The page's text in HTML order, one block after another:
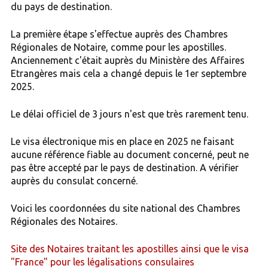
du pays de destination.
La première étape s'effectue auprès des Chambres
Régionales de Notaire, comme pour les apostilles.
Anciennement c'était auprès du Ministère des Affaires
Etrangères mais cela a changé depuis le 1er septembre
2025.
Le délai officiel de 3 jours n'est que très rarement tenu.
Le visa électronique mis en place en 2025 ne faisant
aucune référence fiable au document concerné, peut ne
pas être accepté par le pays de destination. A vérifier
auprès du consulat concerné.
Voici les coordonnées du site national des Chambres
Régionales des Notaires.
Site des Notaires traitant les apostilles ainsi que le visa
"France" pour les légalisations consulaires